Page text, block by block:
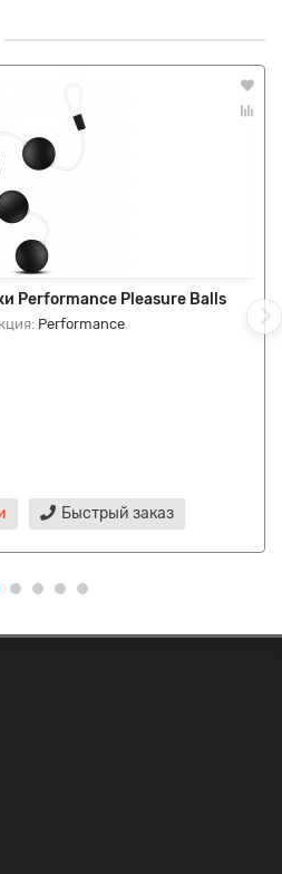
Performance Pleasure Balls
Performance
Быстрый заказ